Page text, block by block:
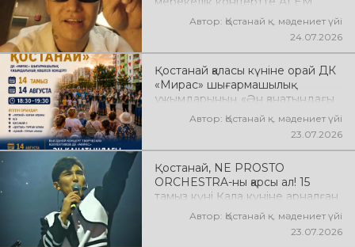
өнер көрсетеді! @xcialem
Автор: Қостанай қ. мәдениет үйі
24.07.2026
Қостанай қаласы күніне орай ДК
«Мирас» шығармашылық
ұжымдарының «Ән қанатындағы
Қостанай» көшпелі концерті
өтеді! Баршаңызды мерекелік
Автор: Қостанай қ. мәдениет үйі
23.07.2026
Қостанай, NE PROSTO
ORCHESTRA-ны қарсы ал! 15
тамыз күні Қала күніне арналған
мерекелік концертте NE
PROSTO ORCHESTRA өнер
көрсетеді! @ne_prosto_orchestra
Автор: Қостанай қ. мәдениет үйі
23.07.2026